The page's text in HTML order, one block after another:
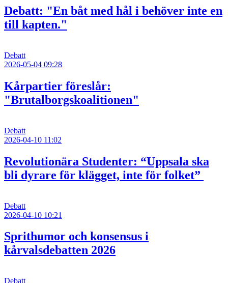
Debatt: "En båt med hål i behöver inte en
till kapten."
Debatt
2026-05-04 09:28
Kårpartier föreslår:
"Brutalborgskoalitionen"
Debatt
2026-04-10 11:02
Revolutionära Studenter: “Uppsala ska
bli dyrare för klägget, inte för folket”
Debatt
2026-04-10 10:21
Sprithumor och konsensus i
kårvalsdebatten 2026
Debatt